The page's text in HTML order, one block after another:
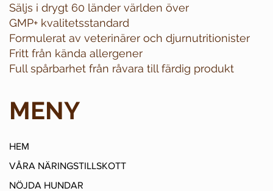
Säljs i drygt 60 länder världen över
GMP+ kvalitetsstandard
Formulerat av veterinärer och djurnutritionister
Fritt från kända allergener
Full spårbarhet från råvara till färdig produkt
MENY
HEM
VÅRA NÄRINGSTILLSKOTT
NÖJDA HUNDAR